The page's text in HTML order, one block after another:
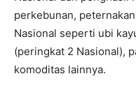
perkebunan,
Nasional seperti ubi
(peringkat 2 Nasional),
komoditas lainnya.